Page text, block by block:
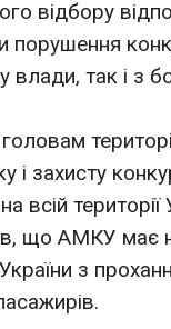
відбору
порушення
так і з
і захисту
всій території
що АМКУ має
з